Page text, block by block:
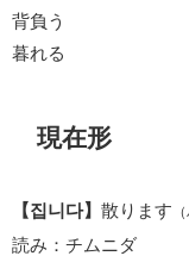
背負う
暮れる
現在形
【집니다】 散ります
読み：チムニダ